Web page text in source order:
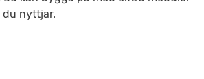
nyttjar.